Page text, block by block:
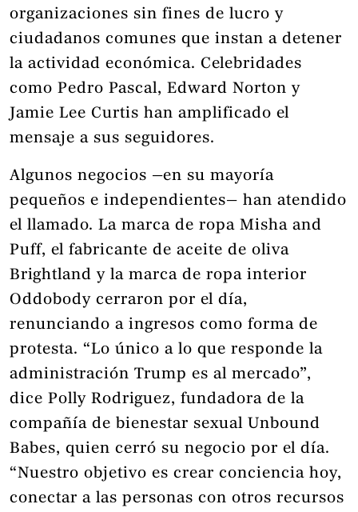
organizaciones sin fines de lucro y
ciudadanos comunes que instan a detener
la actividad económica. Celebridades
como Pedro Pascal, Edward Norton y
Jamie Lee Curtis han amplificado el
mensaje a sus seguidores.
Algunos negocios —en su mayoría
pequeños e independientes— han atendido
el llamado. La marca de ropa Misha and
Puff, el fabricante de aceite de oliva
Brightland y la marca de ropa interior
Oddobody cerraron por el día,
renunciando a ingresos como forma de
protesta. “Lo único a lo que responde la
administración Trump es al mercado”,
dice Polly Rodriguez, fundadora de la
compañía de bienestar sexual Unbound
Babes, quien cerró su negocio por el día.
“Nuestro objetivo es crear conciencia hoy,
conectar a las personas con otros recursos